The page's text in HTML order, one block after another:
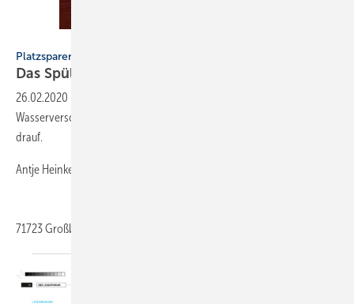
PlatzsparenD-praktisch
Das Spül-Wasch-Becken
26.02.2020
Wasserverschwendung! Unsere japanischen Freunde haben es echt
drauf.
Antje Heinken
71723Großbottwar